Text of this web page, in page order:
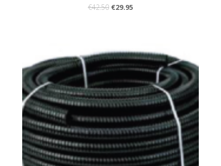
€42.50 €29.95